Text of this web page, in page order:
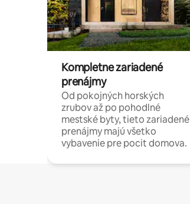
Kompletne zariadené
prenájmy
Od pokojných horských
zrubov až po pohodlné
mestské byty, tieto zariadené
prenájmy majú všetko
vybavenie pre pocit domova.